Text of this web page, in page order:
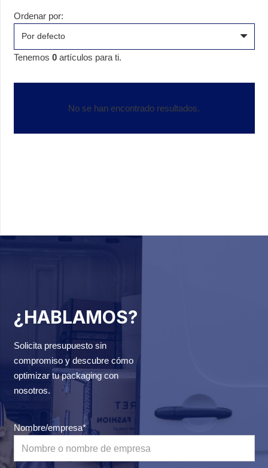
Ordenar por:
Tenemos 0 artículos para ti.
No se han encontrado resultados.
¿HABLAMOS?
Solicita presupuesto sin
compromiso y descubre cómo
optimizar tu packaging con
nosotros.
Nombre/empresa*